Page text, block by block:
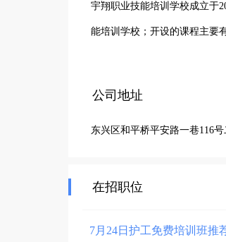
宇翔职业技能培训学校成立于
能培训学校；开设的课程主要
理、电子商务、创业培训、
公司地址
东兴区和平桥平安路一巷116
在招职位
7月24日护工免费培训班推